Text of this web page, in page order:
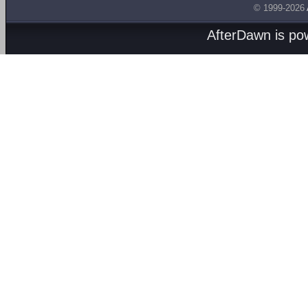
© 1999-2026
AfterDawn is